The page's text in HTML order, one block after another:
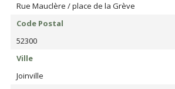
Rue Mauclère / place de la Grève
Code Postal
52300
Ville
Joinville